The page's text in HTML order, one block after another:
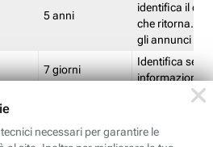
5 anni
identifica il
che ritorna.
gli annunci
7 giorni
Identifica se
informazioni
Limite di
Identifica se